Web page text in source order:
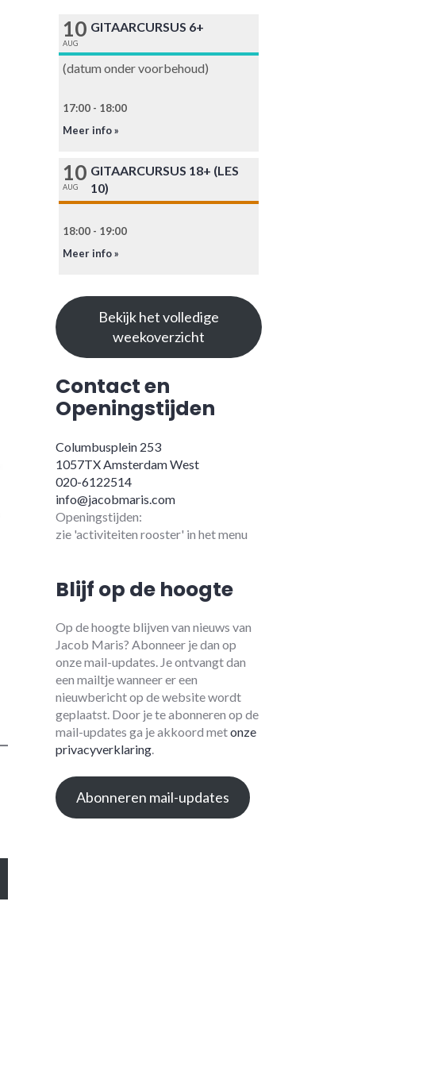
10
AUG
GITAARCURSUS 6+
(datum onder voorbehoud)
17:00 - 18:00
Meer info »
10
AUG
GITAARCURSUS 18+ (LES
10)
18:00 - 19:00
Meer info »
Bekijk het volledige
weekoverzicht
Contact en
Openingstijden
Columbusplein 253
1057TX Amsterdam West
020-6122514
info@jacobmaris.com
Openingstijden:
zie 'activiteiten rooster' in het menu
Blijf op de hoogte
Op de hoogte blijven van nieuws van
Jacob Maris? Abonneer je dan op
onze mail-updates. Je ontvangt dan
een mailtje wanneer er een
nieuwbericht op de website wordt
geplaatst. Door je te abonneren op de
mail-updates ga je akkoord metonze
privacyverklaring.
Abonneren mail-updates